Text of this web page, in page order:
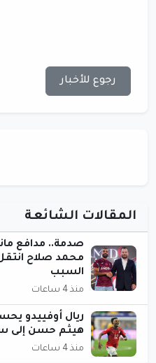
رجوع للأخبار
المقالات الشائعة
صدمة.. مدافع
محمد صلاح
السبب
منذ 4 ساعات
ريال أوفييدو
هيثم حسن إلى
منذ 4 ساعات